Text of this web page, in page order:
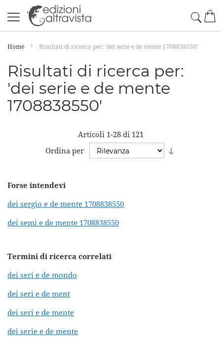
al
contenuto
Home Risultati di ricerca per: 'dei serie e de mente 1708838550'
Risultati di ricerca per:
'dei serie e de mente
1708838550'
Articoli 1-28di 121
Ordina per
Forse intendevi
dei sergio e de mente 1708838550
dei semi e de mente 1708838550
Termini di ricerca correlati
dei seri e de mondo
dei seri e de ment
dei seri e de mente
dei serie e de mente